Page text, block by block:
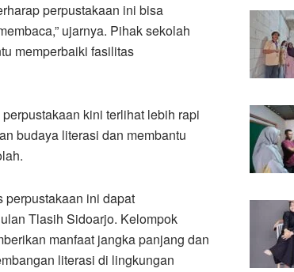
perpustakaan ini bisa
ujarnya. Pihak sekolah
memperbaiki fasilitas
kini terlihat lebih rapi
budaya literasi dan membantu
perpustakaan ini dapat
Tlasih Sidoarjo. Kelompok
manfaat jangka panjang dan
literasi di lingkungan